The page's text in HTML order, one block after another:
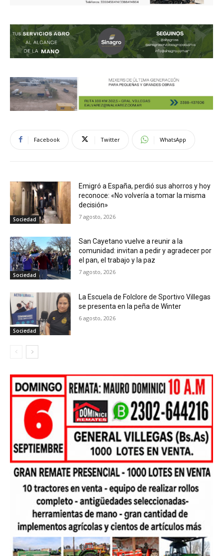
Facebook Twitter WhatsApp
Sociedad
Emigró a España, perdió sus ahorros y hoy
reconoce: «No volvería a tomar la misma
decisión»
7 agosto, 2026
Sociedad
San Cayetano vuelve a reunir a la
comunidad: invitan a pedir y agradecer por
el pan, el trabajo y la paz
7 agosto, 2026
Sociedad
La Escuela de Folclore de Sportivo Villegas
se presenta en la peña de Winter
6 agosto, 2026